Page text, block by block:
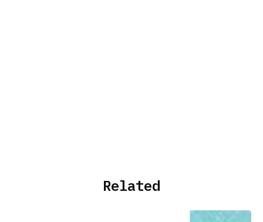
Related